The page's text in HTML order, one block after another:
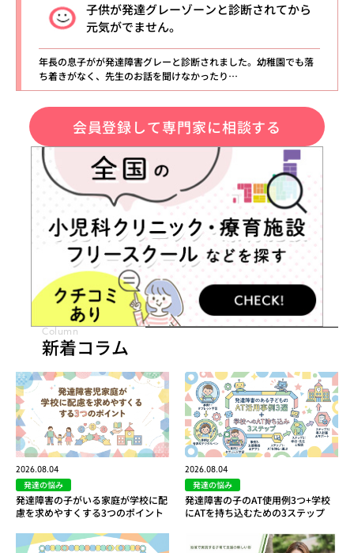
子供が発達グレーゾーンと診断されてから
元気がでません。
年長の息子がが発達障害グレーと診断されました。幼稚園でも落
ち着きがなく、先生のお話を聞けなかったり…
会員登録して専門家に相談する
Column
新着コラム
2026.08.04
発達の悩み
発達障害の子がいる家庭が学校に配
慮を求めやすくする3つのポイント
2026.08.04
発達の悩み
発達障害の子のAT使用例3つ+学校
にATを持ち込むための3ステップ